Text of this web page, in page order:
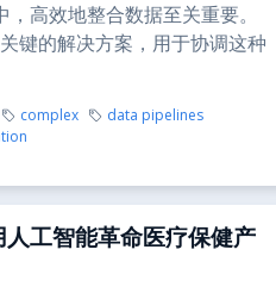
高效地整合数据至关重要。
键的解决方案，用于协调这种
complex
data pipelines
工智能革命医疗保健产